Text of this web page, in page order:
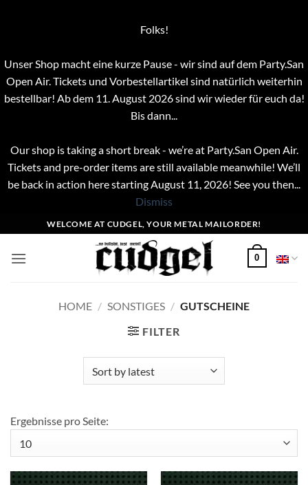
Folks!
Unser Shop macht eine kurze Pause - wir sind auf dem Party.San
Open Air. Tickets und Vorbestellartikel sind natürlich weiterhin
bestellbar! Ab dem 11. August 2026 sind wir wieder für euch da!
Bis dann...
Our shop is taking a short break - we’re at Party.San Open Air.
Tickets and pre-order items are still available meanwhile! We’ll
be back in action here starting August 11, 2026! See you then...
Dismiss
to
content
WELCOME AT CUDGEL, YOUR METAL MAILORDER!
0
HOME / SONSTIGES / GUTSCHEINE
FILTER
Ergebnisse pro Seite: